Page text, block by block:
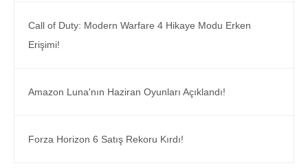
Call of Duty: Modern Warfare 4 Hikaye Modu Erken
Erişimi!
Amazon Luna'nın Haziran Oyunları Açıklandı!
Forza Horizon 6 Satış Rekoru Kırdı!